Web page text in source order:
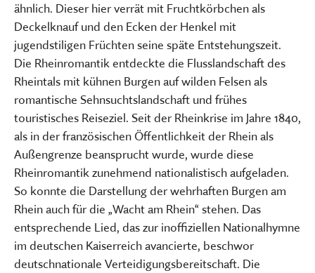
ähnlich. Dieser hier verrät mit Fruchtkörbchen als
Deckelknauf und den Ecken der Henkel mit
jugendstiligen Früchten seine späte Entstehungszeit.
Die Rheinromantik entdeckte die Flusslandschaft des
Rheintals mit kühnen Burgen auf wilden Felsen als
romantische Sehnsuchtslandschaft und frühes
touristisches Reiseziel. Seit der Rheinkrise im Jahre 1840,
als in der französischen Öffentlichkeit der Rhein als
Außengrenze beansprucht wurde, wurde diese
Rheinromantik zunehmend nationalistisch aufgeladen.
So konnte die Darstellung der wehrhaften Burgen am
Rhein auch für die „Wacht am Rhein“ stehen. Das
entsprechende Lied, das zur inoffiziellen Nationalhymne
im deutschen Kaiserreich avancierte, beschwor
deutschnationale Verteidigungsbereitschaft. Die